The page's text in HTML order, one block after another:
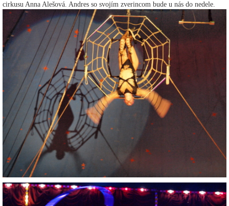
cirkusu Anna Alešová. Andres so svojím zverincom bude u nás do nedele.